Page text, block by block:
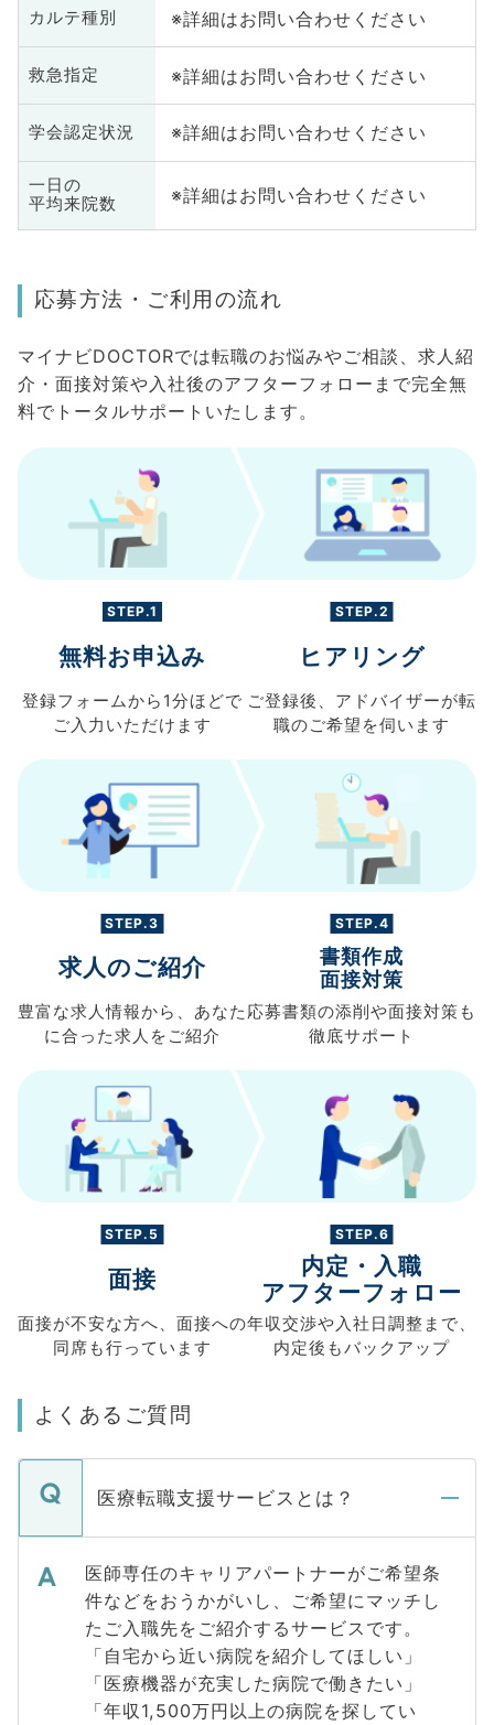
カルテ種別 ※詳細はお問い合わせください
救急指定 ※詳細はお問い合わせください
学会認定状況 ※詳細はお問い合わせください
一日の
平均来院数
※詳細はお問い合わせください
応募方法・ご利用の流れ
マイナビDOCTORでは転職のお悩みやご相談、求人紹
介・面接対策や入社後のアフターフォローまで完全無
料でトータルサポートいたします。
STEP.1
無料お申込み
登録フォームから 1分ほどで
ご入力 いただけます
STEP.2
ヒアリング
ご登録後、 アドバイザーが転
職のご希望を伺います
STEP.3
求人のご紹介
豊富な求人情報から、 あなた
に合った求人を ご紹介
STEP.4
書類作成
面接対策
応募書類の添削や面接対策も
徹底サポート
STEP.5
面接
面接が不安な方へ、 面接への
同席も行っています
STEP.6
内定・入職
アフターフォロー
年収交渉や入社日調整まで、
内定後もバックアップ
よくあるご質問
医療転職支援サービスとは？
医師専任のキャリアパートナーがご希望条
件などをおうかがいし、ご希望にマッチし
たご入職先をご紹介するサービスです。
「自宅から近い病院を紹介してほしい」
「医療機器が充実した病院で働きたい」
「年収1,500万円以上の病院を探してい